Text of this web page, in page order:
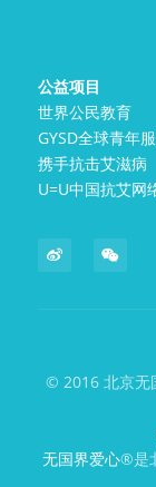
公益项目
世界公民教育
GYSD全球青年
携手抗击艾滋病
U=U中国抗艾网
© 2016 北京无
无国界爱心®️是